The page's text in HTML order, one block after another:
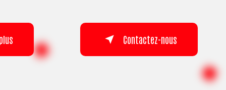
Contactez-nous